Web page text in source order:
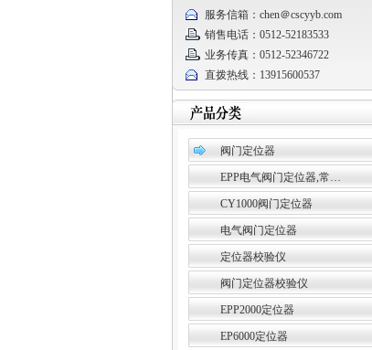
服务信箱：chen＠cscyyb.com
销售电话：0512-52183533
业务传真：0512-52346722
直拨热线：13915600537
阀门定位器
EPP电气阀门定位器,常…
CY1000阀门定位器
电气阀门定位器
定位器校验仪
阀门定位器校验仪
EPP2000定位器
EP6000定位器